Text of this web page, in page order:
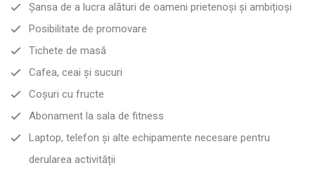
Șansa de a lucra alături de oameni prietenoși și ambițioși
Posibilitate de promovare
Tichete de masă
Cafea, ceai și sucuri
Coșuri cu fructe
Abonament la sala de fitness
Laptop, telefon și alte echipamente necesare pentru
derularea activității